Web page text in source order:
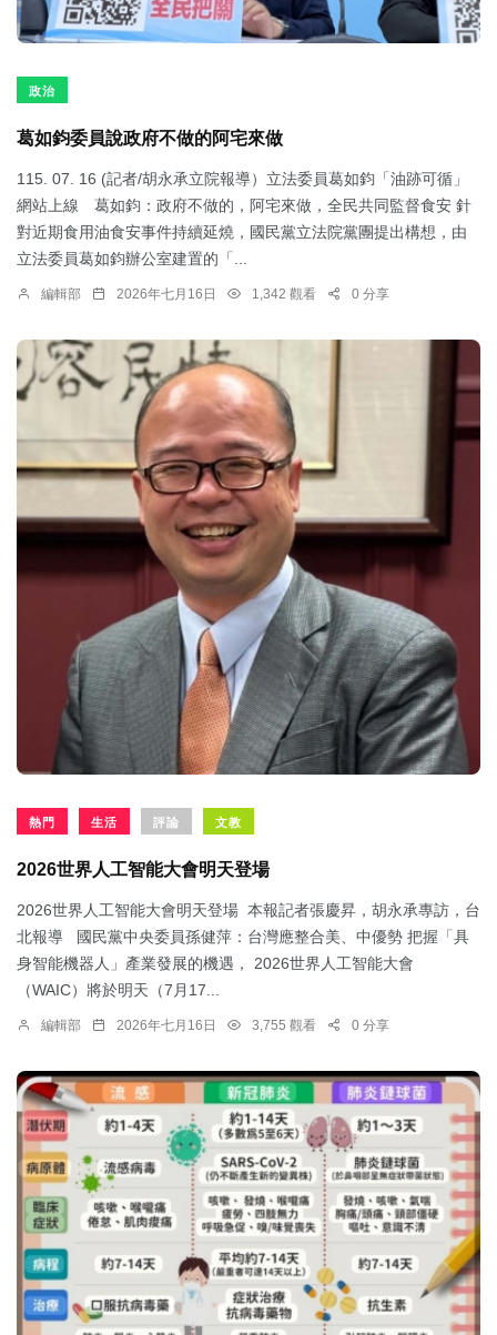
政治
葛如鈞委員說政府不做的阿宅來做
115. 07. 16 (記者/胡永承立院報導）立法委員葛如鈞「油跡可循」
網站上線 葛如鈞：政府不做的，阿宅來做，全民共同監督食安 針
對近期食用油食安事件持續延燒，國民黨立法院黨團提出構想，由
立法委員葛如鈞辦公室建置的「...
編輯部 2026年七月16日 1,342 觀看 0 分享
熱門 生活 評論 文教
2026世界人工智能大會明天登場
2026世界人工智能大會明天登場 本報記者張慶昇，胡永承專訪，台
北報導 國民黨中央委員孫健萍：台灣應整合美、中優勢 把握「具
身智能機器人」產業發展的機遇， 2026世界人工智能大會
（WAIC）將於明天（7月17...
編輯部 2026年七月16日 3,755 觀看 0 分享